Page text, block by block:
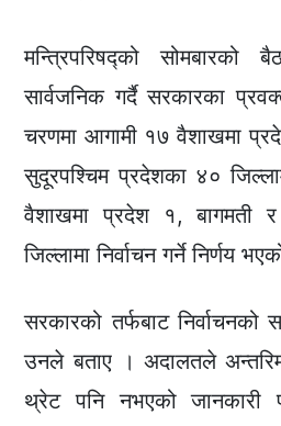
मन्त्रिपरिषद्को सोमबारको
सार्वजनिक गर्दै सरकारका
चरणमा आगामी १७ वैशाखमा
सुदूरपश्चिम प्रदेशका ४०
वैशाखमा प्रदेश १, बागमती
जिल्लामा निर्वाचन गर्ने निर्णय
सरकारको तर्फबाट
उनले बताए । अदालतले
थ्रेट पनि नभएको जानकारी